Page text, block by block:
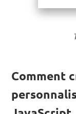
Comment